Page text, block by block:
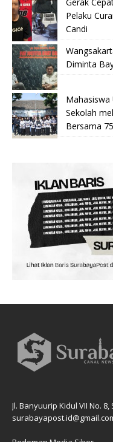
Pelaku
Candi
Diminta
Mahasiswa
Sekolah
Bersama
Jl. Banyuurip Kidul VII No.